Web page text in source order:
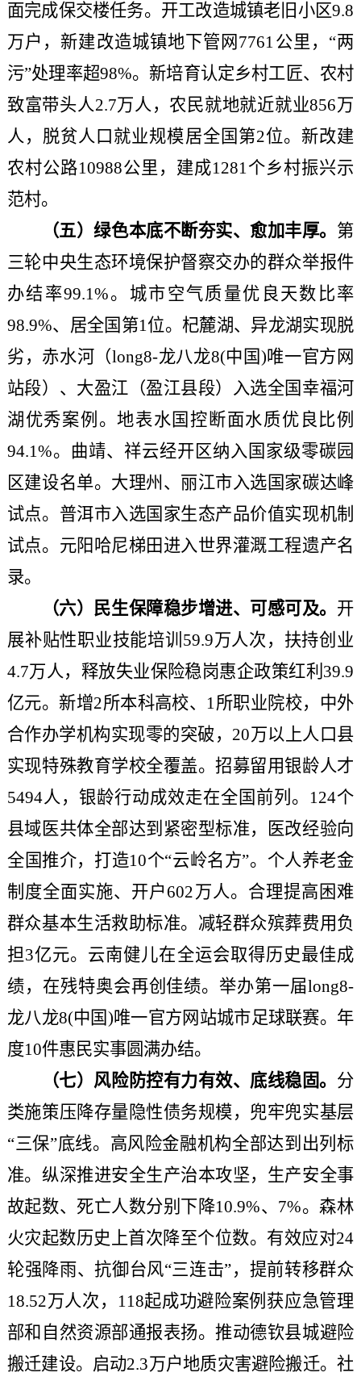
面完成保交楼任务。开工改造城镇老旧小区9.8
万户，新建改造城镇地下管网7761公里，“两
污”处理率超98%。新培育认定乡村工匠、农村
致富带头人2.7万人，农民就地就近就业856万
人，脱贫人口就业规模居全国第2位。新改建
农村公路10988公里，建成1281个乡村振兴示
范村。
（五）绿色本底不断夯实、愈加丰厚。 第
三轮中央生态环境保护督察交办的群众举报件
办结率99.1%。城市空气质量优良天数比率
98.9%、居全国第1位。杞麓湖、异龙湖实现脱
劣，赤水河（long8-龙八龙8(中国)唯一官方网
站段）、大盈江（盈江县段）入选全国幸福河
湖优秀案例。地表水国控断面水质优良比例
94.1%。曲靖、祥云经开区纳入国家级零碳园
区建设名单。大理州、丽江市入选国家碳达峰
试点。普洱市入选国家生态产品价值实现机制
试点。元阳哈尼梯田进入世界灌溉工程遗产名
录。
（六）民生保障稳步增进、可感可及。 开
展补贴性职业技能培训 59.9万人次，扶持创业
4.7万人，释放失业保险稳岗惠企政策红利39.9
亿元。新增2所本科高校、1所职业院校，中外
合作办学机构实现零的突破，20万以上人口县
实现特殊教育学校全覆盖。招募留用银龄人才
5494人，银龄行动成效走在全国前列。124个
县域医共体全部达到紧密型标准，医改经验向
全国推介，打造10个“云岭名方”。个人养老金
制度全面实施、开户602万人。合理提高困难
群众基本生活救助标准。减轻群众殡葬费用负
担3亿元。云南健儿在全运会取得历史最佳成
绩，在残特奥会再创佳绩。举办第一届long8-
龙八龙8(中国)唯一官方网站城市足球联赛。年
度10件惠民实事圆满办结。
（七）风险防控有力有效、底线稳固。 分
类施策压降存量隐性债务规模，兜牢兜实基层
“三保”底线。高风险金融机构全部达到出列标
准。纵深推进安全生产治本攻坚，生产安全事
故起数、死亡人数分别下降10.9%、7%。森林
火灾起数历史上首次降至个位数。有效应对24
轮强降雨、抗御台风“三连击”，提前转移群众
18.52万人次，118起成功避险案例获应急管理
部和自然资源部通报表扬。推动德钦县城避险
搬迁建设。启动2.3万户地质灾害避险搬迁。社